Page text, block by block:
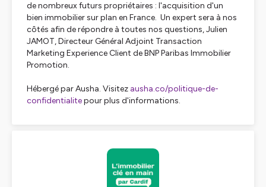
de nombreux futurs propriétaires : l'acquisition d'un
bien immobilier sur plan en France. Un expert sera à nos
côtés afin de répondre à toutes nos questions, Julien
JAMOT, Directeur Général Adjoint Transaction
Marketing Experience Client de BNP Paribas Immobilier
Promotion.
Hébergé par Ausha. Visitez ausha.co/politique-de-
confidentialitepour plus d'informations.